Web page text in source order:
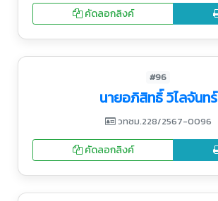
คัดลอกลิงค์
#96
นายอภิสิทธิ์ วิไลจันทร์
วทชม.228/2567-0096
คัดลอกลิงค์